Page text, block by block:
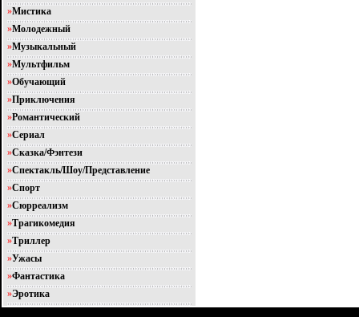
»Мистика
»Молодежный
»Музыкальный
»Мультфильм
»Обучающий
»Приключения
»Романтический
»Сериал
»Сказка/Фэнтези
»Спектакль/Шоу/Представление
»Спорт
»Сюрреализм
»Трагикомедия
»Триллер
»Ужасы
»Фантастика
»Эротика